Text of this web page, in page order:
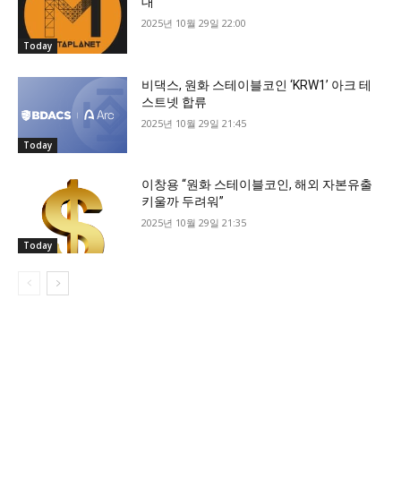
Today
2025년 10월 29일 22:00
Today
비댁스, 원화 스테이블코인 ‘KRW1’ 아크 테
스트넷 합류
2025년 10월 29일 21:45
Today
이창용 “원화 스테이블코인, 해외 자본유출
키울까 두려워”
2025년 10월 29일 21:35